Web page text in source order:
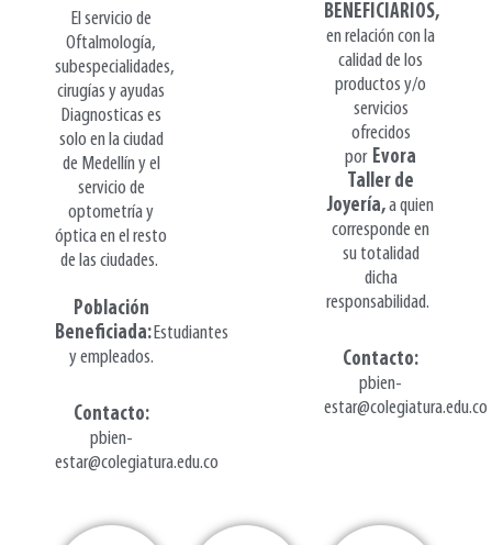
El servicio de
Oftalmología,
subespecialidades,
cirugías y ayudas
Diagnosticas es
solo en la ciudad
de Medellín y el
servicio de
optometría y
óptica en el resto
de las ciudades.
Población
Beneficiada:Estudiantes
y empleados.
Contacto:
pbien-
estar@colegiatura.edu.co
BENEFICIARIOS,
en relación con la
calidad de los
productos y/o
servicios
ofrecidos
por Evora
Taller de
Joyería,a quien
corresponde en
su totalidad
dicha
responsabilidad.
Contacto:
pbien-
estar@colegiatura.edu.co